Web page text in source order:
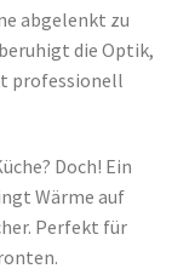
abgelenkt zu
die Optik,
professionell
Doch! Ein
Wärme auf
Perfekt für